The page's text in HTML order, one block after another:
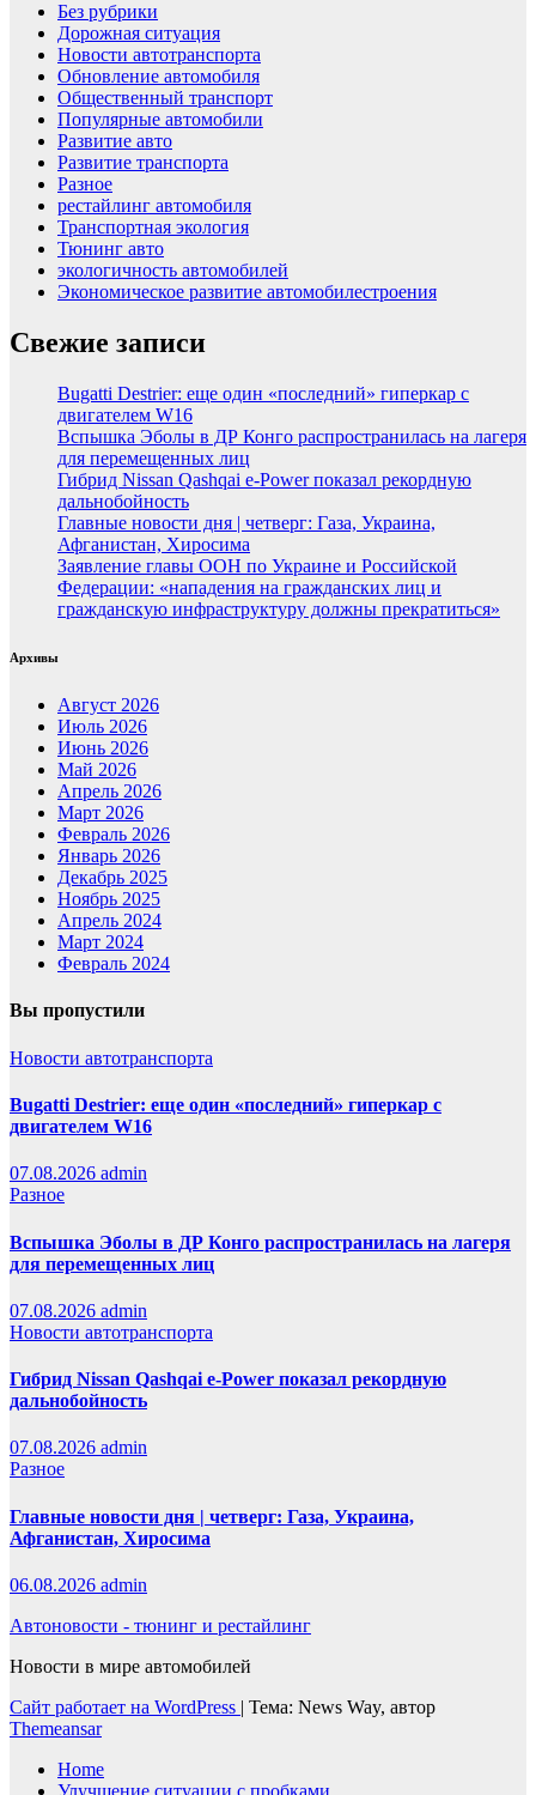
Без рубрики
Дорожная ситуация
Новости автотранспорта
Обновление автомобиля
Общественный транспорт
Популярные автомобили
Развитие авто
Развитие транспорта
Разное
рестайлинг автомобиля
Транспортная экология
Тюнинг авто
экологичность автомобилей
Экономическое развитие автомобилестроения
Свежие записи
Bugatti Destrier: еще один «последний» гиперкар с
двигателем W16
Вспышка Эболы в ДР Конго распространилась на лагеря
для перемещенных лиц
Гибрид Nissan Qashqai e-Power показал рекордную
дальнобойность
Главные новости дня | четверг: Газа, Украина,
Афганистан, Хиросима
Заявление главы ООН по Украине и Российской
Федерации: «нападения на гражданских лиц и
гражданскую инфраструктуру должны прекратиться»
Архивы
Август 2026
Июль 2026
Июнь 2026
Май 2026
Апрель 2026
Март 2026
Февраль 2026
Январь 2026
Декабрь 2025
Ноябрь 2025
Апрель 2024
Март 2024
Февраль 2024
Вы пропустили
Новости автотранспорта
Bugatti Destrier: еще один «последний» гиперкар с
двигателем W16
07.08.2026 admin
Разное
Вспышка Эболы в ДР Конго распространилась на лагеря
для перемещенных лиц
07.08.2026 admin
Новости автотранспорта
Гибрид Nissan Qashqai e-Power показал рекордную
дальнобойность
07.08.2026 admin
Разное
Главные новости дня | четверг: Газа, Украина,
Афганистан, Хиросима
06.08.2026 admin
Автоновости - тюнинг и рестайлинг
Новости в мире автомобилей
Сайт работает на WordPress | Тема: News Way, автор
Themeansar
Home
Улучшение ситуации с пробками